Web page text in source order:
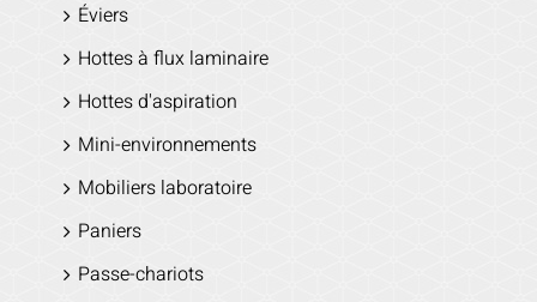
Éviers
Hottes à flux laminaire
Hottes d'aspiration
Mini-environnements
Mobiliers laboratoire
Paniers
Passe-chariots